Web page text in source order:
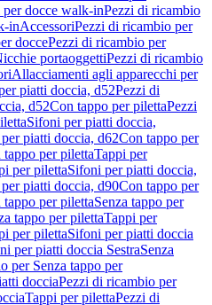
per docce walk-inPezzi di ricambio
inAccessoriPezzi di ricambio per
doccePezzi di ricambio per
portaoggettiPezzi di ricambio
Allacciamenti agli apparecchi per
piatti doccia, d52Pezzi di
d52Con tappo per pilettaPezzi
Sifoni per piatti doccia,
piatti doccia, d62Con tappo per
per pilettaTappi per
per pilettaSifoni per piatti doccia,
piatti doccia, d90Con tappo per
per pilettaSenza tappo per
tappo per pilettaTappi per
per pilettaSifoni per piatti doccia
per piatti doccia SestraSenza
per Senza tappo per
docciaPezzi di ricambio per
Tappi per pilettaPezzi di